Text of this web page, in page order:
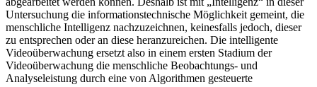
Untersuchung die informationstechnische Möglichkeit gemeint, die
menschliche Intelligenz nachzuzeichnen, keinesfalls jedoch, dieser
zu entsprechen oder an diese heranzureichen. Die intelligente
Videoüberwachung ersetzt also in einem ersten Stadium der
Videoüberwachung die menschliche Beobachtungs- und
Analyseleistung durch eine von Algorithmen gesteuerte